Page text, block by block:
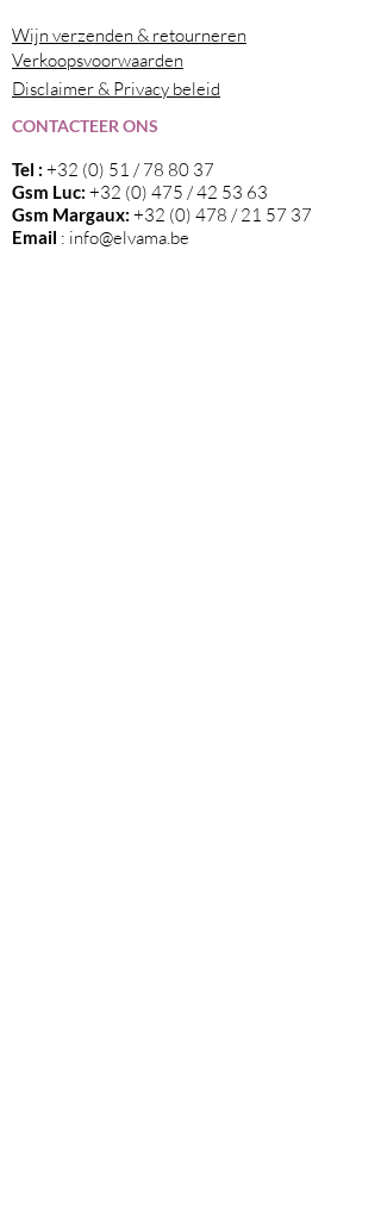
Wijn verzenden & retourneren
Verkoopsvoorwaarden
Disclaimer & Privacy beleid
CONTACTEER ONS
Tel : +32 (0) 51 / 78 80 37
Gsm Luc: +32 (0) 475 / 42 53 63
Gsm Margaux: +32 (0) 478 / 21 57 37
Email : info@elvama.be